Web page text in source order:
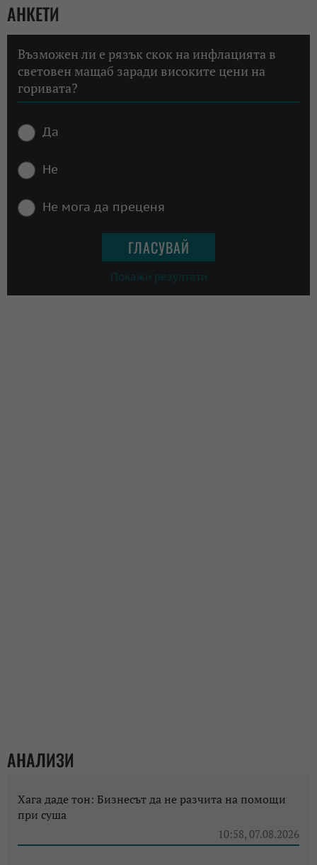
АНКЕТИ
Възможен ли е рязък скок на инфлацията в
световен мащаб заради високите цени на
горивата?
Да
Не
Не мога да преценя
Покажи резултати
АНАЛИЗИ
Хага даде тон: Бизнесът да не разчита на помощи
при суша
10:58, 07.08.2026